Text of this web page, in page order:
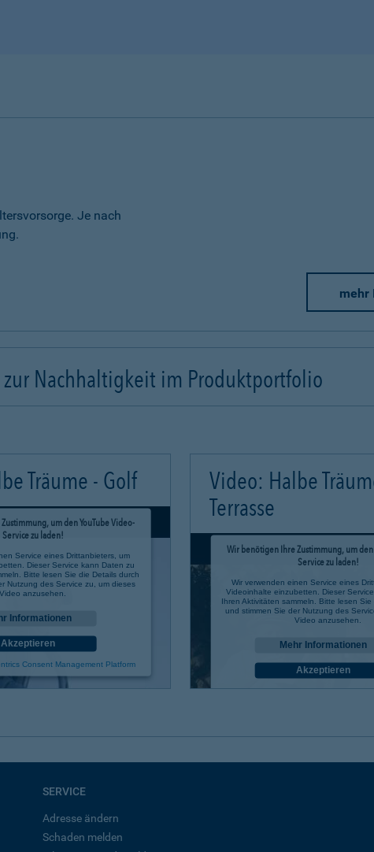
Je nach
mehr
Nachhaltigkeit im Produktportfolio
Träume - Golf
um den YouTube Video-
Service zu laden!
Service eines Drittanbieters, um
Dieser Service kann Daten zu
Bitte lesen Sie die Details durch
Nutzung des Service zu, um dieses
Video anzusehen.
Informationen
Akzeptieren
Consent Management Platform
Video: Halbe
Terrasse
Wir benötigen Ihre Zustimmung, um den
Service zu laden!
Wir verwenden einen Service eines
Videoinhalte einzubetten. Dieser
Ihren Aktivitäten sammeln. Bitte lesen Sie
und stimmen Sie der Nutzung des
Video anzusehen.
Mehr Informationen
Akzeptieren
powered byUsercentrics Consent
SERVICE
Adresse ändern
Schaden melden